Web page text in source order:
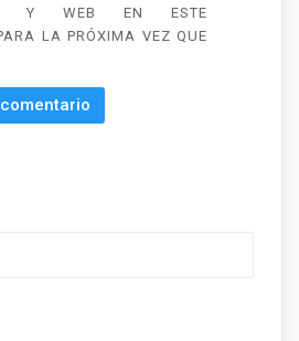
Y WEB EN ESTE
LA PRÓXIMA VEZ QUE